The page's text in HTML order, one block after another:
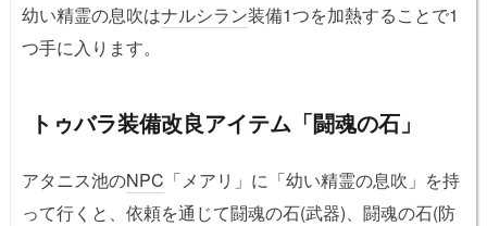
幼い精霊の息吹はナルシラン装備1つを加熱することで1
つ手に入ります。
トゥバラ装備改良アイテム「闘魂の石」
アタニス池のNPC 「メアリ」に「幼い精霊の息吹」を持
って行くと、依頼を通じて闘魂の石(武器)、闘魂の石(防